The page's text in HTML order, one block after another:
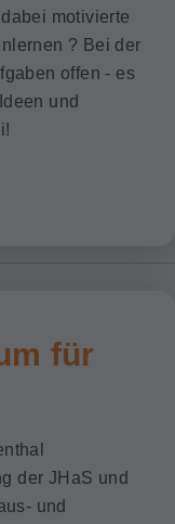
motivierte
? Bei der
offen - es
und
für
der JHaS und
und